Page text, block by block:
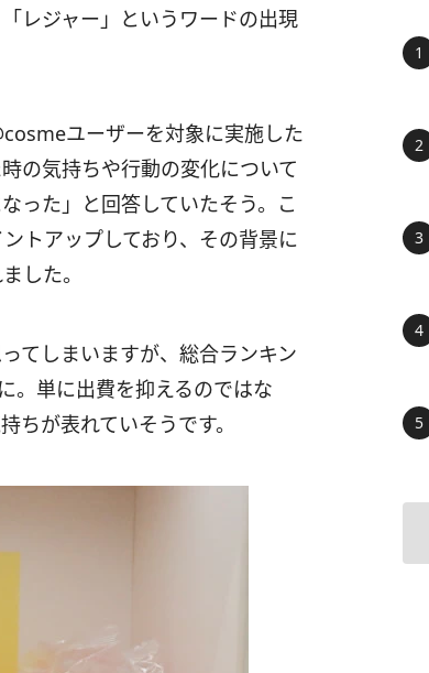
レジャー」というワードの出現
ユーザーを対象に実施した
の気持ちや行動の変化について
った」と回答していたそう。こ
トアップしており、その背景に
した。
てしまいますが、総合ランキン
。単に出費を抑えるのではな
ちが表れていそうです。